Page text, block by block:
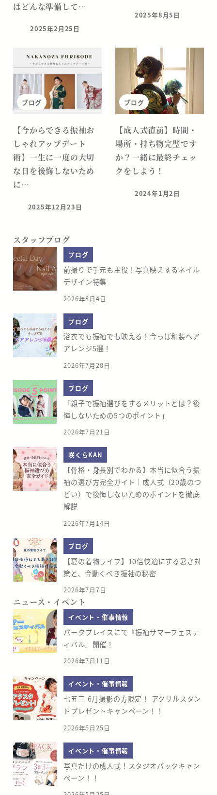
はどんな準備して…
投稿日
2025年2月25日
投稿日
2025年8月5日
ブログ
【今からできる振袖お
しゃれアップデート
術】一生に一度の大切
な日を後悔しないため
に…
投稿日
2025年12月23日
ブログ
【成人式直前】時間・
場所・持ち物完璧です
か？一緒に最終チェッ
クをしよう！
投稿日
2024年1月2日
スタッフブログ
ブログ
前撮りで手元も主役！写真映えするネイル
デザイン特集
2026年8月4日
ブログ
浴衣でも振袖でも映える！今っぽ和装ヘア
アレンジ5選！
2026年7月28日
ブログ
「親子で振袖選びをするメリットとは？後
悔しないための5つのポイント」
2026年7月21日
咲くらKAN
【骨格・身長別でわかる】本当に似合う振
袖の選び方完全ガイド｜成人式（20歳のつ
どい）で後悔しないためのポイントを徹底
解説
2026年7月14日
ブログ
【夏の着物ライフ】10倍快適にする暑さ対
策と、今動くべき振袖の秘密
2026年7月7日
ニュース・イベント
イベント・催事情報
パークプレイスにて『振袖サマーフェステ
ィバル』開催！
2026年7月11日
イベント・催事情報
七五三 6月撮影の方限定！ アクリルスタン
ドプレゼントキャンペーン！！
2026年5月25日
イベント・催事情報
写真だけの成人式！スタジオパックキャン
ペーン！！